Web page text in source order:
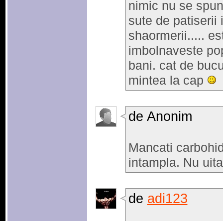
nimic nu se
sute de patiserii
shaormerii.....
imbolnaveste
bani. cat de
mintea la cap
de Anonim
Mancati
intampla. Nu
de adi123